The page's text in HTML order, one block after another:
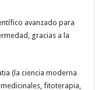
avanzado para
gracias a la
(la ciencia moderna
fitoterapia,